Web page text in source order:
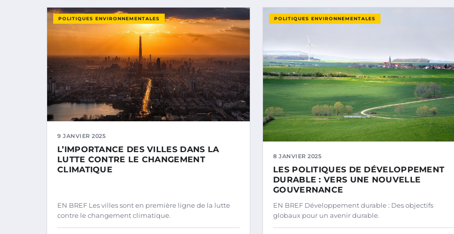
POLITIQUES ENVIRONNEMENTALES
9 JANVIER 2025
L’IMPORTANCE DES VILLES DANS LA
LUTTE CONTRE LE CHANGEMENT
CLIMATIQUE
EN BREF Les villes sont en première ligne de la lutte
contre le changement climatique.
POLITIQUES ENVIRONNEMENTALES
8 JANVIER 2025
LES POLITIQUES DE DÉVELOPPEMENT
DURABLE : VERS UNE NOUVELLE
GOUVERNANCE
EN BREF Développement durable : Des objectifs
globaux pour un avenir durable.